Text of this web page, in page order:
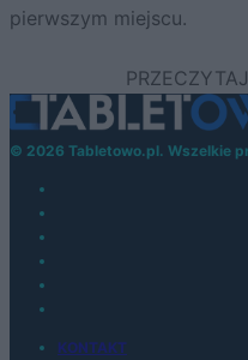
pierwszym miejscu.
© 2026 Tabletowo.pl. Wszelkie
KONTAKT